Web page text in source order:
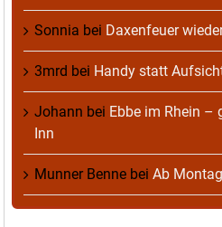
Sonnia bei Daxenfeuer
3mrd bei Handy statt
Johann bei Ebbe im Rhein –
Inn
Munner Benne bei Ab